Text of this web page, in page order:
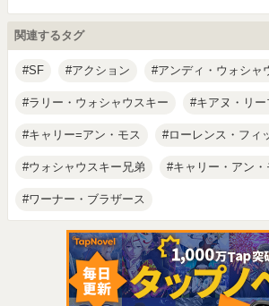
関連するタグ
SF アクション アンディ・ウォシャ
ラリー・ウォシャウスキー キアヌ・リー
キャリー=アン・モス ローレンス・フィ
ウォシャウスキー兄弟 キャリー・アン・
ワーナー・ブラザース